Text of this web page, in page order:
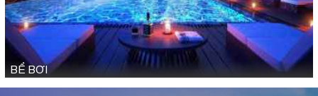
BỂ BƠI